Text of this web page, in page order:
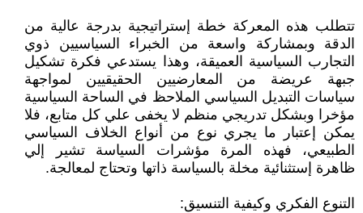
تتطلب هذه المعركة خطة إستراتيجية بدرجة عالية من
الدقة وبمشاركة واسعة من الخبراء السياسيين ذوي
التجارب السياسية العميقة، وهذا يستدعي فكرة تشكيل
جبهة عريضة من المعارضيين الحقيقيين لمواجهة
سياسات التبديل السياسي الملاحظ في الساحة السياسية
مؤخرا وبشكل تدريجي منظم لا يخفى علي كل متابع، فلا
يمكن إعتبار ما يجري نوع من أنواع الخلاف السياسي
الطبيعي، فهذه المرة مؤشرات السياسة تشير إلي
ظاهرة إستثنائية مخلة بالسياسة ذاتها وتحتاج لمعالجة.
التنوع الفكري وكيفية التنسيق: